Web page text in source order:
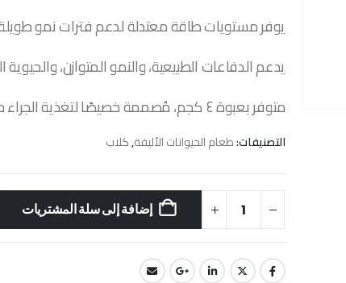
يوفر مستويات طاقة معتدلة لدعم فترات نمو طويلة
يدعم الدفاعات الطبيعية، والنمو المتوازن، والحيوية
متوفر بعبوة ٤ كجم، مُصممة خصيصًا لتغذية الجراء من السلالات الكبيرة.
التصنيفات:طعام الحيوانات الأليفة,كلاب
إضافة إلى سلة المشتريات